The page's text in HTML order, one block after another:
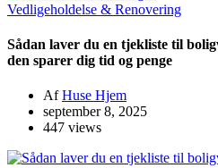
Vedligeholdelse & Renovering
Sådan laver du en tjekliste til
den sparer dig tid og penge
AfHuse Hjem
september 8, 2025
447 views